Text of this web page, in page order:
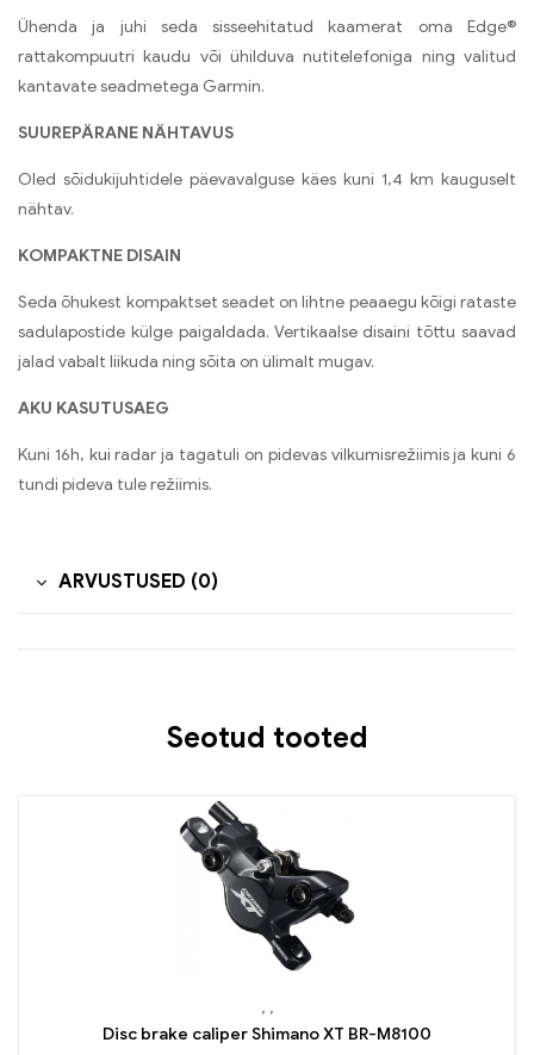
Ühenda ja juhi seda sisseehitatud kaamerat oma Edge®
rattakompuutri kaudu või ühilduva nutitelefoniga ning valitud
kantavate seadmetega Garmin.
SUUREPÄRANE NÄHTAVUS
Oled sõidukijuhtidele päevavalguse käes kuni 1,4 km kauguselt
nähtav.
KOMPAKTNE DISAIN
Seda õhukest kompaktset seadet on lihtne peaaegu kõigi rataste
sadulapostide külge paigaldada. Vertikaalse disaini tõttu saavad
jalad vabalt liikuda ning sõita on ülimalt mugav.
AKU KASUTUSAEG
Kuni 16h, kui radar ja tagatuli on pidevas vilkumisrežiimis ja kuni 6
tundi pideva tule režiimis.
ARVUSTUSED (0)
Seotud tooted
, ,
Disc brake caliper Shimano XT BR-M8100